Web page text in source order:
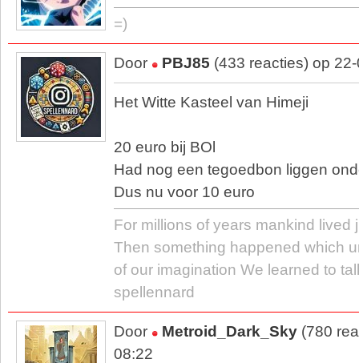
=)
Door PBJ85 (433 reacties) op
Het Witte Kasteel van Himeji
20 euro bij BOl
Had nog een tegoedbon liggen
Dus nu voor 10 euro
For millions of years mankind lived
Then something happened which
of our imagination We learned to
spellennard
Door Metroid_Dark_Sky (780
08:22